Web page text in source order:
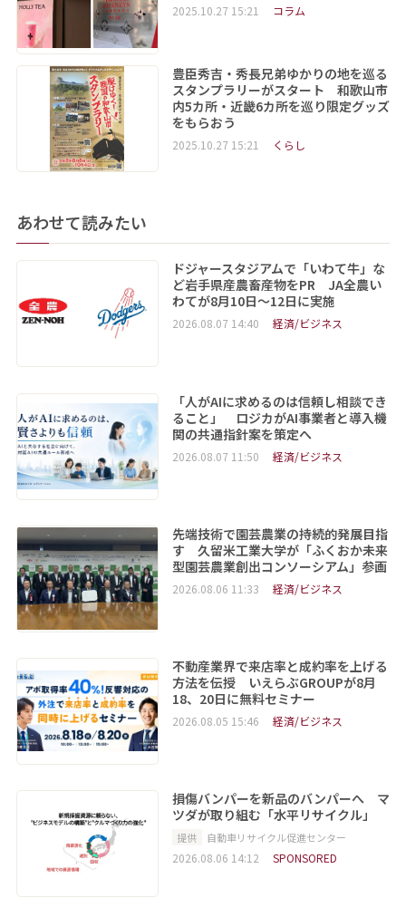
2025.10.27 15:21 コラム
豊臣秀吉・秀長兄弟ゆかりの地を巡る
スタンプラリーがスタート 和歌山市
内5カ所・近畿6カ所を巡り限定グッズ
をもらおう
2025.10.27 15:21 くらし
あわせて読みたい
ドジャースタジアムで「いわて牛」な
ど岩手県産農畜産物をPR JA全農い
わてが8月10日～12日に実施
2026.08.07 14:40 経済/ビジネス
「人がAIに求めるのは信頼し相談でき
ること」 ロジカがAI事業者と導入機
関の共通指針案を策定へ
2026.08.07 11:50 経済/ビジネス
先端技術で園芸農業の持続的発展目指
す 久留米工業大学が「ふくおか未来
型園芸農業創出コンソーシアム」参画
2026.08.06 11:33 経済/ビジネス
不動産業界で来店率と成約率を上げる
方法を伝授 いえらぶGROUPが8月
18、20日に無料セミナー
2026.08.05 15:46 経済/ビジネス
損傷バンパーを新品のバンパーへ マ
ツダが取り組む「水平リサイクル」
提供 自動車リサイクル促進センター
2026.08.06 14:12 SPONSORED